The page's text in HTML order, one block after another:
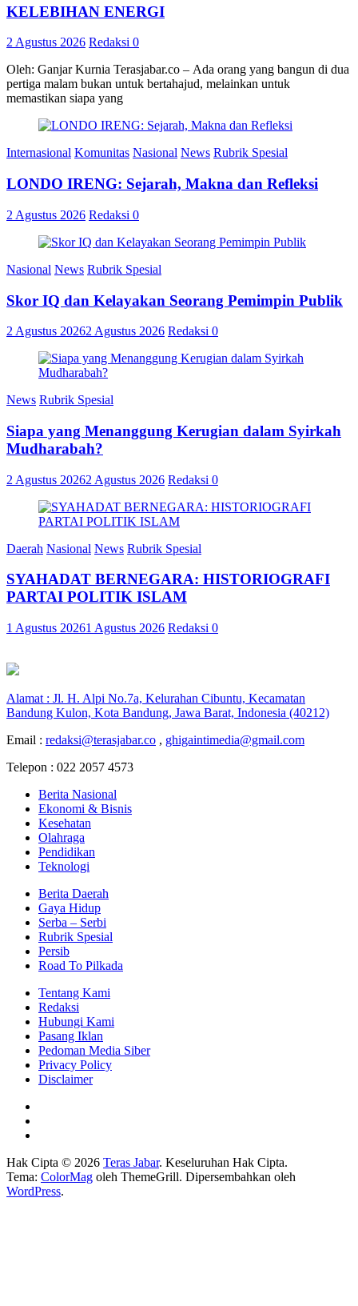
KELEBIHAN ENERGI
2 Agustus 2026 Redaksi 0
Oleh: Ganjar Kurnia Terasjabar.co – Ada orang yang bangun di dua
pertiga malam bukan untuk bertahajud, melainkan untuk
memastikan siapa yang
Internasional Komunitas Nasional News Rubrik Spesial
LONDO IRENG: Sejarah, Makna dan Refleksi
2 Agustus 2026 Redaksi 0
Nasional News Rubrik Spesial
Skor IQ dan Kelayakan Seorang Pemimpin Publik
2 Agustus 20262 Agustus 2026 Redaksi 0
News Rubrik Spesial
Siapa yang Menanggung Kerugian dalam Syirkah
Mudharabah?
2 Agustus 20262 Agustus 2026 Redaksi 0
Daerah Nasional News Rubrik Spesial
SYAHADAT BERNEGARA: HISTORIOGRAFI
PARTAI POLITIK ISLAM
1 Agustus 20261 Agustus 2026 Redaksi 0
Alamat : Jl. H. Alpi No.7a, Kelurahan Cibuntu, Kecamatan
Bandung Kulon, Kota Bandung, Jawa Barat, Indonesia (40212)
Email : redaksi@terasjabar.co , ghigaintimedia@gmail.com
Telepon : 022 2057 4573
Berita Nasional
Ekonomi & Bisnis
Kesehatan
Olahraga
Pendidikan
Teknologi
Berita Daerah
Gaya Hidup
Serba – Serbi
Rubrik Spesial
Persib
Road To Pilkada
Tentang Kami
Redaksi
Hubungi Kami
Pasang Iklan
Pedoman Media Siber
Privacy Policy
Disclaimer
Hak Cipta © 2026 Teras Jabar. Keseluruhan Hak Cipta.
Tema: ColorMag oleh ThemeGrill. Dipersembahkan oleh
WordPress.